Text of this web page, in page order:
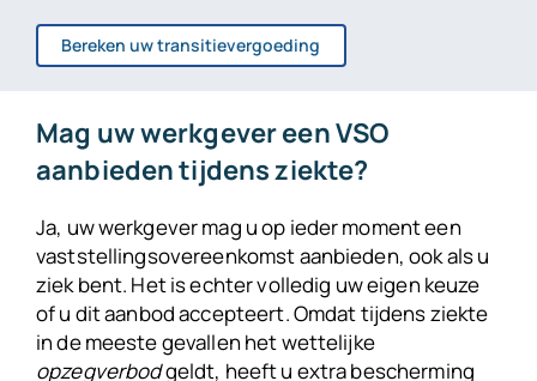
Bereken uw transitievergoeding
Mag uw werkgever een VSO
aanbieden tijdens ziekte?
Ja, uw werkgever mag u op ieder moment een
vaststellingsovereenkomst aanbieden, ook als u
ziek bent. Het is echter volledig uw eigen keuze
of u dit aanbod accepteert. Omdat tijdens ziekte
in de meeste gevallen het wettelijke
opzegverbodgeldt, heeft u extra bescherming